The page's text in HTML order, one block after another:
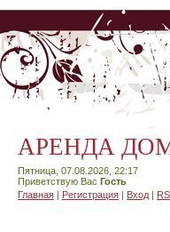
АРЕНДА
Пятница, 07.08.2026, 22:17
Приветствую Вас Гость
Главная | Регистрация | Вход |